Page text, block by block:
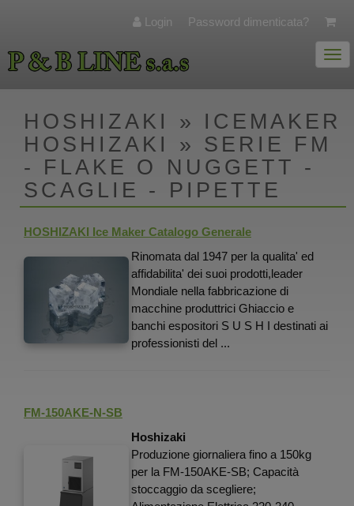
Login Password dimenticata?
HOSHIZAKI » ICEMAKER
HOSHIZAKI » SERIE FM
- FLAKE O NUGGETT -
SCAGLIE - PIPETTE
HOSHIZAKI Ice Maker Catalogo Generale
Rinomata dal 1947 per la qualita' ed
affidabilita' dei suoi prodotti,leader
Mondiale nella fabbricazione di
macchine produttrici Ghiaccio e
banchi espositori S U S H I destinati ai
professionisti del ...
FM-150AKE-N-SB
Hoshizaki
Produzione giornaliera fino a 150kg
per la FM-150AKE-SB; Capacità
stoccaggio da scegliere;